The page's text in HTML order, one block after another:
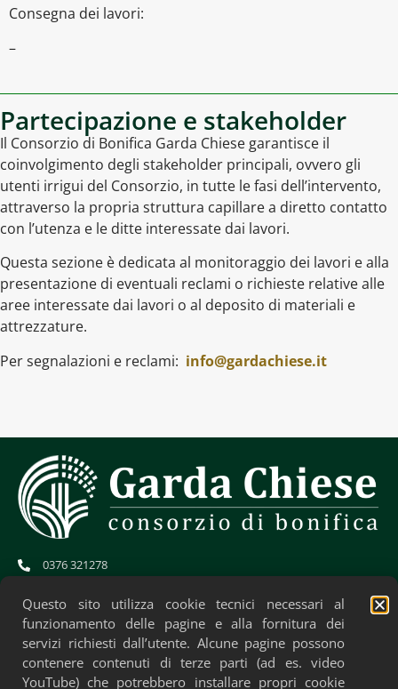
Consegna dei lavori:
–
Partecipazione e stakeholder
Il Consorzio di Bonifica Garda Chiese garantisce il
coinvolgimento degli stakeholder principali, ovvero gli
utenti irrigui del Consorzio, in tutte le fasi dell’intervento,
attraverso la propria struttura capillare a diretto contatto
con l’utenza e le ditte interessate dai lavori.
Questa sezione è dedicata al monitoraggio dei lavori e alla
presentazione di eventuali reclami o richieste relative alle
aree interessate dai lavori o al deposito di materiali e
attrezzature.
Per segnalazioni e reclami: info@gardachiese.it
0376 321278
info@gardachiese.it
cb.gardachiese-bonifica@pec.regione.lombardia.it
CF: 01706580204
Questo sito utilizza cookie tecnici necessari al
funzionamento delle pagine e alla fornitura dei
servizi richiesti dall’utente. Alcune pagine possono
contenere contenuti di terze parti (ad es. video
YouTube) che potrebbero installare propri cookie